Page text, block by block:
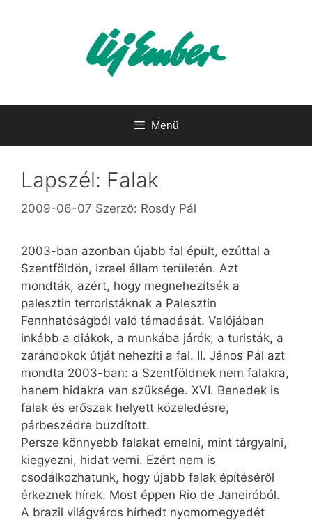
Menü
Lapszél: Falak
2009-06-07 Szerző: Rosdy Pál
2003-ban azonban újabb fal épült, ezúttal a
Szentföldön, Izrael állam területén. Azt
mondták, azért, hogy megnehezítsék a
palesztin terroristáknak a Palesztin
Fennhatóságból való támadását. Valójában
inkább a diákok, a munkába járók, a turisták, a
zarándokok útját nehezíti a fal. II. János Pál azt
mondta 2003-ban: a Szentföldnek nem falakra,
hanem hidakra van szüksége. XVI. Benedek is
falak és erőszak helyett közeledésre,
párbeszédre buzdított.
Persze könnyebb falakat emelni, mint tárgyalni,
kiegyezni, hidat verni. Ezért nem is
csodálkozhatunk, hogy újabb falak építéséről
érkeznek hírek. Most éppen Rio de Janeiróból.
A brazil világváros hírhedt nyomornegyedét